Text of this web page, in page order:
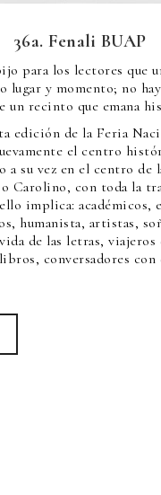
36a. Fenali BUAP
para los lectores que
lugar y momento; no
un recinto que emana
edición de la Feria
el centro
a su vez en el centro de
Carolino, con toda la
implica: académicos,
humanista, artistas,
de las letras,
conversadores con